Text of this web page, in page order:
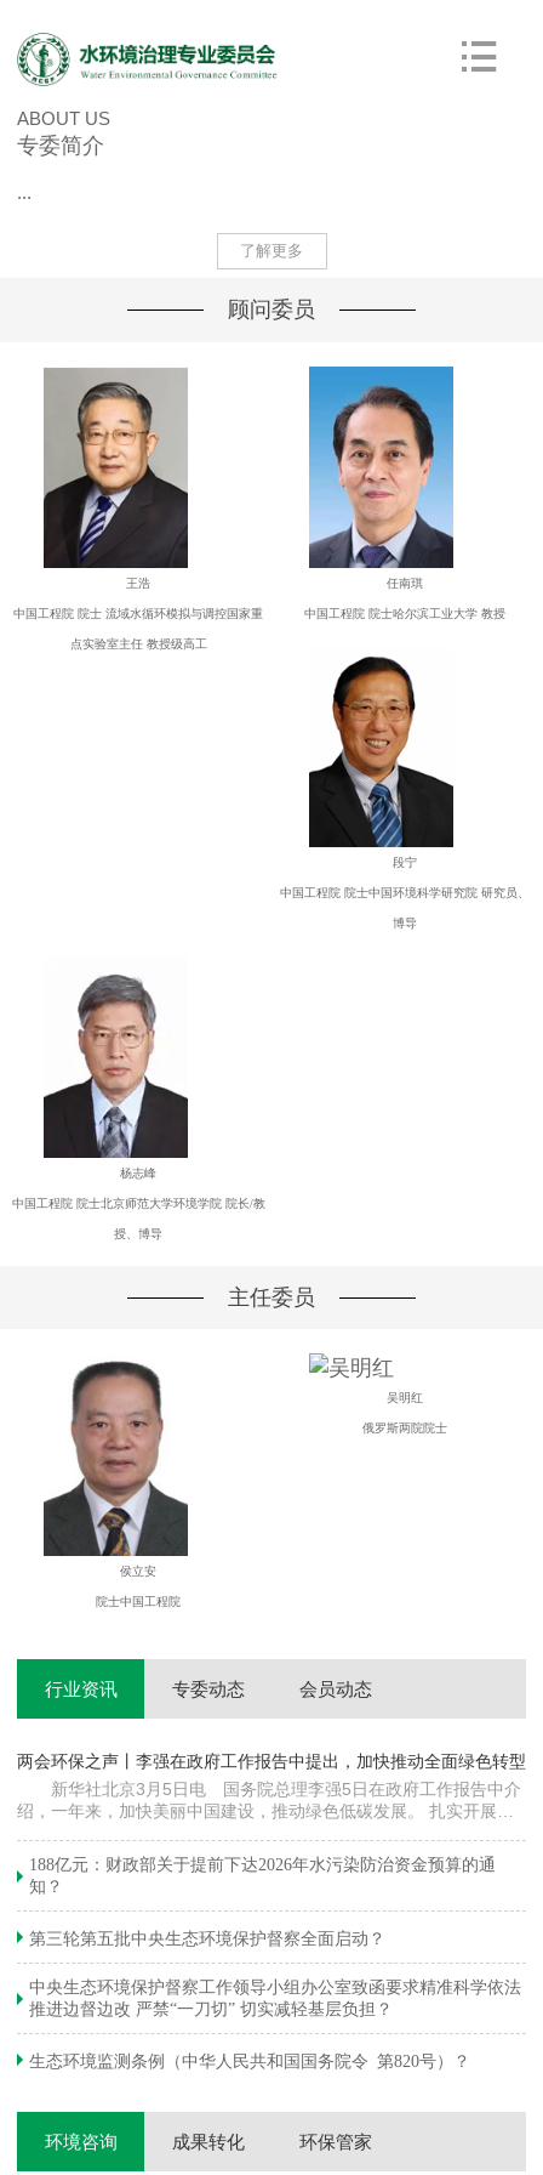
ABOUT US
专委简介
...
了解更多
顾问委员
王浩
中国工程院 院士 流域水循环模拟与调控国家重
点实验室主任 教授级高工
任南琪
中国工程院 院士哈尔滨工业大学 教授
段宁
中国工程院 院士中国环境科学研究院 研究员、
博导
杨志峰
中国工程院 院士北京师范大学环境学院 院长/教
授、博导
主任委员
侯立安
院士中国工程院
吴明红
俄罗斯两院院士
行业资讯 专委动态 会员动态
两会环保之声丨李强在政府工作报告中提出，加快推动全面绿色转型
新华社北京3月5日电 国务院总理李强5日在政府工作报告中介
绍，一年来，加快美丽中国建设，推动绿色低碳发展。 扎实开展大
浓度下降…
188亿元：财政部关于提前下达2026年水污染防治资金预算的通
知？
第三轮第五批中央生态环境保护督察全面启动？
中央生态环境保护督察工作领导小组办公室致函要求精准科学依法
推进边督边改 严禁“一刀切” 切实减轻基层负担？
生态环境监测条例（中华人民共和国国务院令 第820号）？
环境咨询 成果转化 环保管家